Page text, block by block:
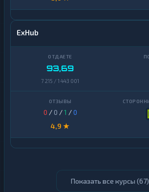
ExHub
93,69
7 215 / 1 443 001
0 / 0 /1 /0
4,9 ★
Показать все курсы (67)